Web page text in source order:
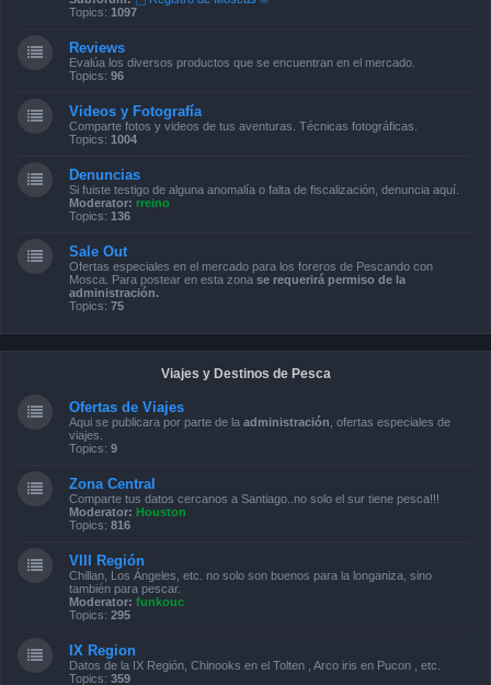
Topics: 1097
Reviews
Evalúa los diversos productos que se encuentran en el mercado.
Topics: 96
Videos y Fotografía
Comparte fotos y videos de tus aventuras. Técnicas fotográficas.
Topics: 1004
Denuncias
Si fuiste testigo de alguna anomalía o falta de fiscalización, denuncia aquí.
Moderator: rreino
Topics: 136
Sale Out
Ofertas especiales en el mercado para los foreros de Pescando con
Mosca. Para postear en esta zona se requerirá permiso de la
administración.
Topics: 75
Viajes y Destinos de Pesca
Ofertas de Viajes
Aqui se publicara por parte de la administración , ofertas especiales de
viajes.
Topics: 9
Zona Central
Comparte tus datos cercanos a Santiago..no solo el sur tiene pesca!!!
Moderator: Houston
Topics: 816
VIII Región
Chillan, Los Ángeles, etc. no solo son buenos para la longaniza, sino
también para pescar.
Moderator: funkouc
Topics: 295
IX Region
Datos de la IX Región, Chinooks en el Tolten , Arco iris en Pucon , etc.
Topics: 359